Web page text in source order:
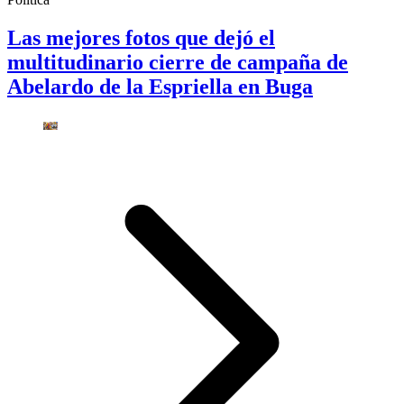
Las mejores fotos que dejó el
multitudinario cierre de campaña de
Abelardo de la Espriella en Buga